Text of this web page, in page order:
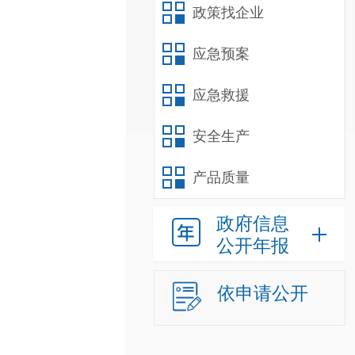
政策找企业
应急预案
应急救援
安全生产
产品质量
政府信息
公开年报
依申请公开